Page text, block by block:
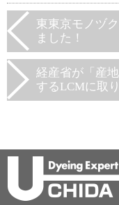
東東京モノヅ
ました！
経産省が「産
するLCMに取